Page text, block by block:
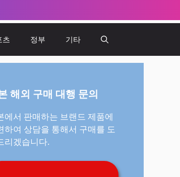
츠 정부 기타
해외 구매 대행 문의
에서 판매하는 브랜드 제품에
하여 상담을 통해서 구매를 도
리겠습니다.